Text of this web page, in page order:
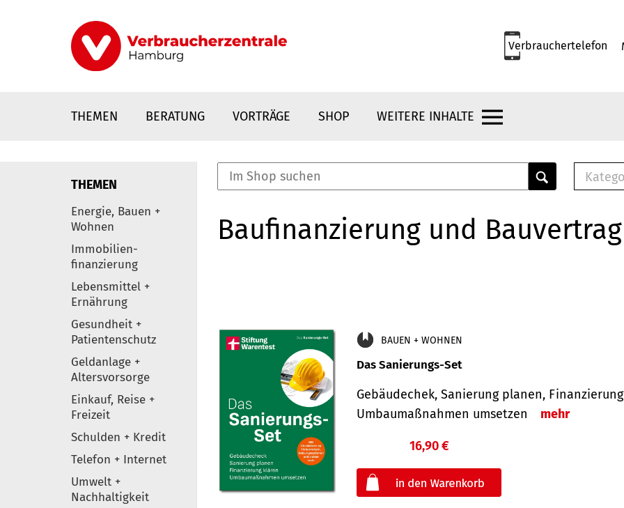
Verbrauchertelefon
THEMEN BERATUNG VORTRÄGE SHOP WEITERE INHALTE
Elemente
THEMEN
Energie, Bauen +
Wohnen
Immobilien-
finanzierung
Lebensmittel +
Ernährung
Gesundheit +
Patientenschutz
Geldanlage +
Altersvorsorge
Einkauf, Reise +
Freizeit
Schulden + Kredit
Telefon + Internet
Umwelt +
Nachhaltigkeit
E-
Baufinanzierung und Bauvertrag
BAUEN + WOHNEN
Das Sanierungs-Set
Gebäudechek, Sanierung planen,
Umbaumaßnahmen umsetzen
mehr
16,90 €